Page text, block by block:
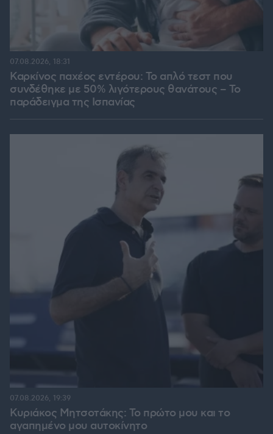
Καρκίνος παχέος εντέρου: Το απλό τεστ που
συνδέθηκε με 50% λιγότερους θανάτους – Το
παράδειγμα της Ισπανίας
07.08.2026, 18:31
Κυριάκος Μητσοτάκης: Το πρώτο μου και το
αγαπημένο μου αυτοκίνητο
07.08.2026, 19:39